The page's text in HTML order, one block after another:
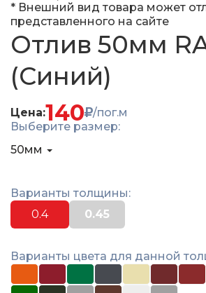
* Внешний вид товара может
представленного на сайте
Отлив 50мм
(Синий)
Цена:140
/пог.м
Выберите размер:
50мм
Варианты толщины:
0.4
0.45
Варианты цвета для данной